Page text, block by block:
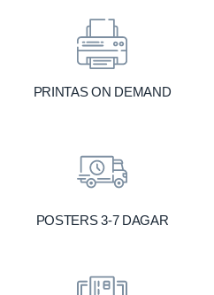
PRINTAS ON DEMAND
POSTERS 3-7 DAGAR